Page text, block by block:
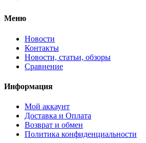
Меню
Новости
Контакты
Новости, статьи, обзоры
Сравнение
Информация
Мой аккаунт
Доставка и Оплата
Возврат и обмен
Политика конфиденциальности